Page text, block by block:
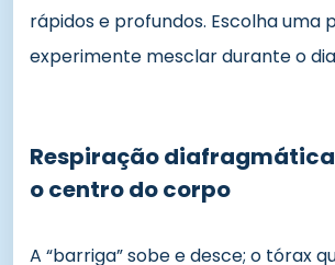
rápidos e profundos. Escolha uma
experimente mesclar durante o
Respiração
o centro do corpo
A “barriga” sobe e desce; o tórax